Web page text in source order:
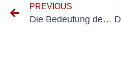
PREVIOUS
Die Bedeutung des UVV Sachkundiger -Trainings: Sicherstellung der Sicherheit am Arbeitsplatz